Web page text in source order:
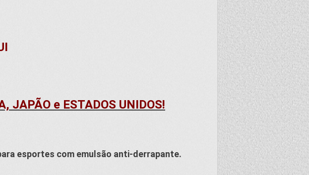
JAPÃO e ESTADOS UNIDOS!
esportes com emulsão anti-derrapante.